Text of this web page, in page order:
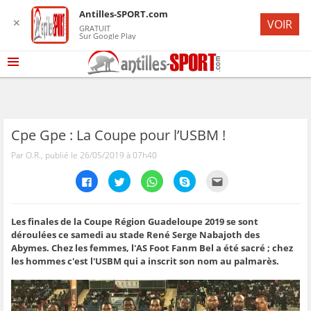
Cpe Gpe : La Coupe pour l’USBM !
Par O.R., publié le 26/05/2019 à 07h40
C
l
e
z
p
o
u
r
a
r
t
a
C
l
e
z
p
o
u
r
p
a
r
t
a
C
l
e
z
p
o
u
r
a
r
t
a
C
l
e
z
p
o
u
r
a
r
t
a
e
z
p
o
u
r
n
v
o
y
Les finales de la Coupe Région Guadeloupe 2019 se sont
déroulées ce samedi au stade René Serge Nabajoth des
Abymes. Chez les femmes, l'AS Foot Fanm Bel a été sacré ; chez
les hommes c'est l'USBM qui a inscrit son nom au palmarès.
✕
Antilles-SPORT.com
GRATUIT
Sur Google Play
VOIR